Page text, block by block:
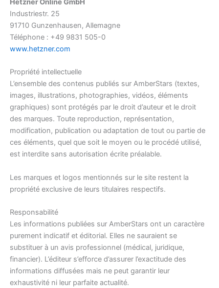
Hetzner Online GmbH
Industriestr. 25
91710 Gunzenhausen, Allemagne
Téléphone : +49 9831 505-0
www.hetzner.com
Propriété intellectuelle
L’ensemble des contenus publiés sur AmberStars (textes,
images, illustrations, photographies, vidéos, éléments
graphiques) sont protégés par le droit d’auteur et le droit
des marques. Toute reproduction, représentation,
modification, publication ou adaptation de tout ou partie de
ces éléments, quel que soit le moyen ou le procédé utilisé,
est interdite sans autorisation écrite préalable.
Les marques et logos mentionnés sur le site restent la
propriété exclusive de leurs titulaires respectifs.
Responsabilité
Les informations publiées sur AmberStars ont un caractère
purement indicatif et éditorial. Elles ne sauraient se
substituer à un avis professionnel (médical, juridique,
financier). L’éditeur s’efforce d’assurer l’exactitude des
informations diffusées mais ne peut garantir leur
exhaustivité ni leur parfaite actualité.